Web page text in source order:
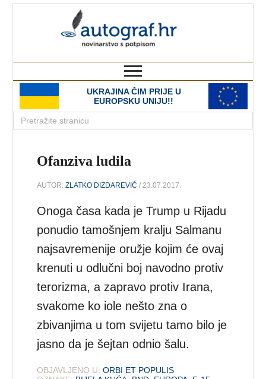
UKRAJINA ČIM PRIJE U
EUROPSKU UNIJU!!
Ofanziva ludila
AUTOR:ZLATKO DIZDAREVIĆ / 23.07.2017.
Onoga časa kada je Trump u Rijadu
ponudio tamošnjem kralju Salmanu
najsavremenije oružje kojim će ovaj
krenuti u odlučni boj navodno protiv
terorizma, a zapravo protiv Irana,
svakome ko iole nešto zna o
zbivanjima u tom svijetu tamo bilo je
jasno da je šejtan odnio šalu.
OBJAVLJENO U: ORBI ET POPULIS